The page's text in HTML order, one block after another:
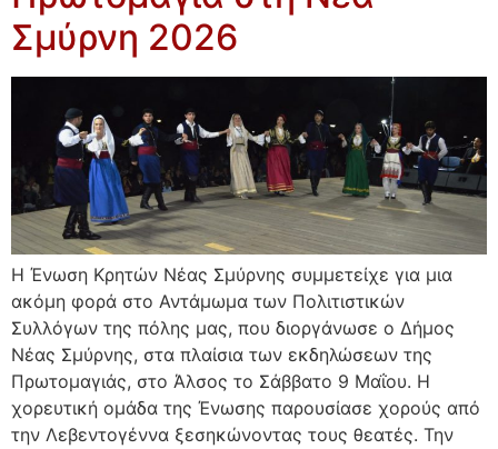
Σμύρνη 2026
Η Ένωση Κρητών Νέας Σμύρνης συμμετείχε για μια
ακόμη φορά στο Αντάμωμα των Πολιτιστικών
Συλλόγων της πόλης μας, που διοργάνωσε ο Δήμος
Νέας Σμύρνης, στα πλαίσια των εκδηλώσεων της
Πρωτομαγιάς, στο Άλσος το Σάββατο 9 Μαΐου. Η
χορευτική ομάδα της Ένωσης παρουσίασε χορούς από
την Λεβεντογέννα ξεσηκώνοντας τους θεατές. Την